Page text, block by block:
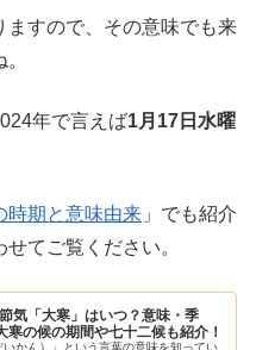
ますので、その意味でも来
年で言えば1月17日水曜
時期と意味由来 」でも紹介
てご覧ください。
気「大寒」はいつ？意味・季
寒の候の期間や七十二候も紹介！
いかん）」という言葉の意味を知ってい